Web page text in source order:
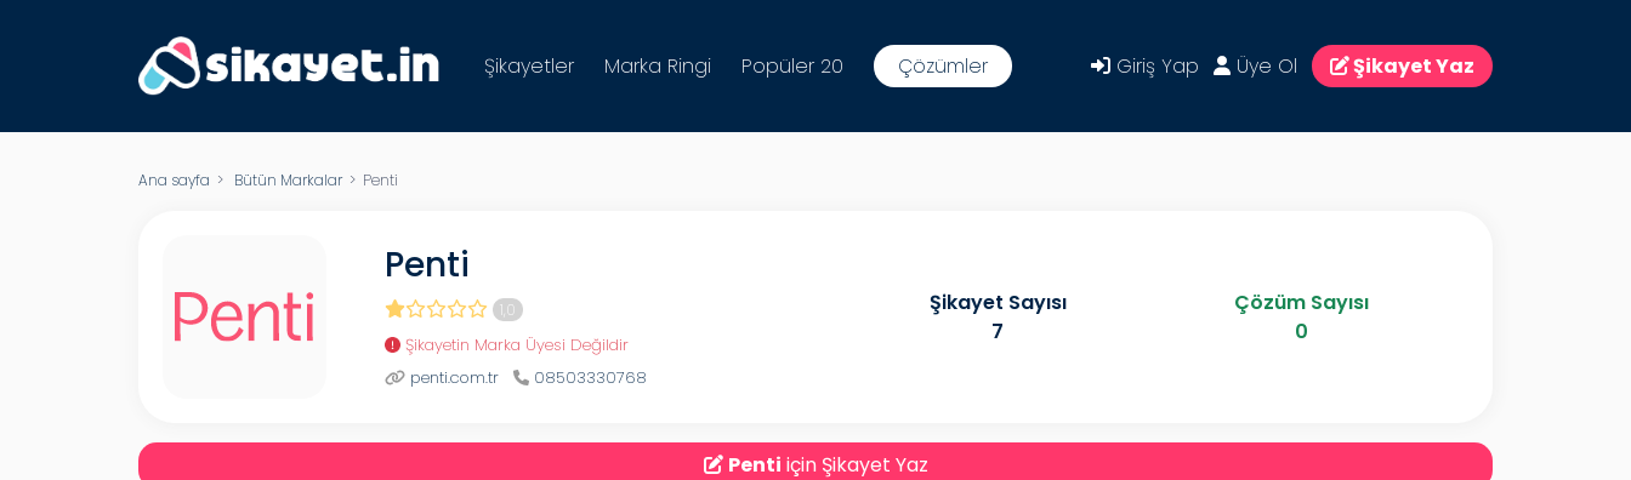
Şikayetler Marka Ringi Popüler 20 Çözümler Giriş Yap Üye Ol Şikayet Yaz
Ana sayfa > Bütün Markalar> Penti
Penti
1,0
Şikayetin Marka Üyesi Değildir
penti.com.tr
08503330768
Şikayet Sayısı
7
Çözüm Sayısı
0
Penti için Şikayet Yaz